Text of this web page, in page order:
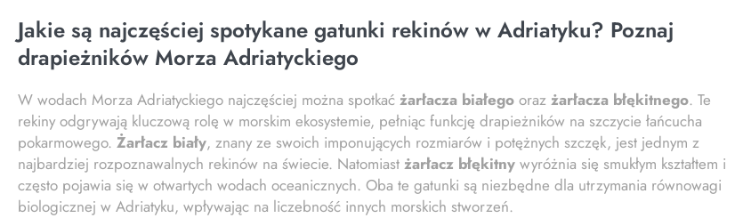
Jakie są najczęściej spotykane gatunki rekinów w Adriatyku? Poznaj
drapieżników Morza Adriatyckiego
W wodach Morza Adriatyckiego najczęściej można spotkać żarłacza białego oraz żarłacza błękitnego. Te
rekiny odgrywają kluczową rolę w morskim ekosystemie, pełniąc funkcję drapieżników na szczycie łańcucha
pokarmowego. Żarłacz biały, znany ze swoich imponujących rozmiarów i potężnych szczęk, jest jednym z
najbardziej rozpoznawalnych rekinów na świecie. Natomiast żarłacz błękitny wyróżnia się smukłym kształtem i
często pojawia się w otwartych wodach oceanicznych. Oba te gatunki są niezbędne dla utrzymania równowagi
biologicznej w Adriatyku, wpływając na liczebność innych morskich stworzeń.